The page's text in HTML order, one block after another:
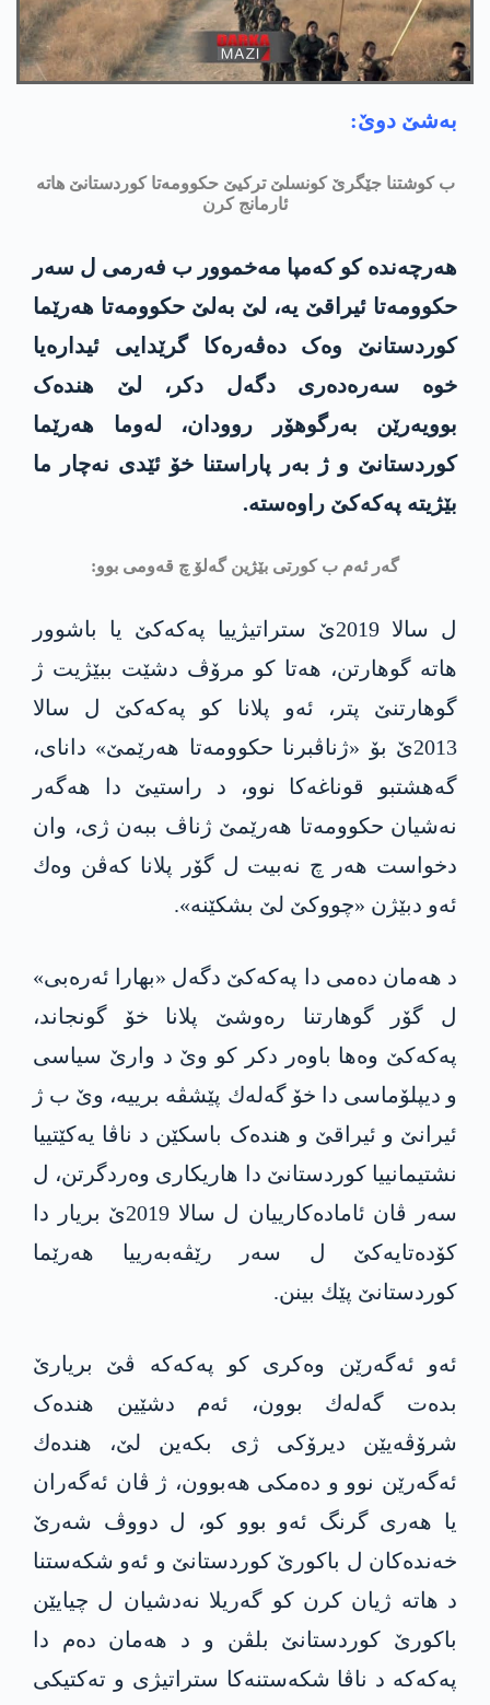
به‌شێ دوێ:
ب کوشتنا جێگرێ كونسلێ ترکیێ حكوومه‌تا کوردستانێ هاته‌
ئارمانج کرن
هه‌رچه‌نده‌ کو کەمپا مه‌خموور ب فەرمی ل سەر
حكوومه‌تا ئیراقێ یە، لێ بەلێ حكوومه‌تا ھەرێما
کوردستانێ وەک ده‌ڤه‌ره‌كا گرێدایی ئیدارەیا
خوه‌ سه‌ره‌ده‌ری دگەل دکر، لێ ھندەک
بوویەرێن به‌رگوهۆر روودان، له‌وما ھەرێما
کوردستانێ و ژ بەر پاراستنا خۆ ئێدی نه‌چار ما
بێژیته‌ په‌كه‌كێ راوه‌سته‌.
گەر ئەم ب کورتی بێژین گەلۆ چ قەومی بوو:
ل سالا 2019ێ ستراتیژییا په‌كه‌كێ یا باشوور
ھاتە گوهارتن، هه‌تا كو مرۆڤ دشێت ببێژیت ژ
گوھارتنێ پتر، ئەو پلانا کو په‌كه‌كێ ل سالا
2013ێ بۆ «ژناڤبرنا حكوومه‌تا ھەرێمێ» دانای،
گەھشتبو قوناغەکا نوو، د راستیێ دا هه‌گه‌ر
نه‌شیان حكوومه‌تا ھەرێمێ ژناڤ ببەن ژی، وان
دخواست هه‌ر چ نه‌بیت ل گۆر پلانا کەڤن وه‌ك
ئه‌و دبێژن «چووکێ لێ بشکێنە».
د ھەمان دەمی دا په‌كه‌كێ دگەل «بھارا ئەرەبی»
ل گۆر گوهارتنا ره‌وشێ پلانا خۆ گونجاند،
په‌كه‌كێ وه‌ها باوەر دکر کو وێ د وارێ سیاسی
و دیپلۆماسی دا خۆ گه‌له‌ك پێشڤه‌ برییه‌، وێ ب ژ
ئیرانێ و ئیراقێ و ھندەک باسکێن د ناڤا یه‌كێتییا
نشتیمانییا كوردستانێ دا ھاریکاری وەردگرتن، ل
سەر ڤان ئامادەکارییان ل سالا 2019ێ بریار دا
كۆده‌تایه‌كێ ل سەر رێڤەبەرییا ھەرێما
کوردستانێ پێك بینن.
ئەو ئه‌گه‌رێن وه‌كری كو په‌كه‌كه‌ ڤێ بریارێ
بده‌ت گه‌له‌ك بوون، ئەم دشێین ھندەک
شرۆڤه‌یێن دیرۆکی ژی بکه‌ین لێ، هنده‌ك
ئه‌گه‌رێن نوو و دەمکی ھەبوون، ژ ڤان ئه‌گه‌ران
یا هه‌ری گرنگ ئەو بوو کو، ل دووڤ شەرێ
خەندەکان ل باکورێ کوردستانێ و ئەو شکەستنا
د ھاتە ژیان کرن كو گه‌ریلا نه‌دشیان ل چیایێن
باکورێ کوردستانێ بلڤن و د ھەمان دەم دا
په‌كه‌كه‌ د ناڤا شکەستنەکا ستراتیژی و تەکتیکی